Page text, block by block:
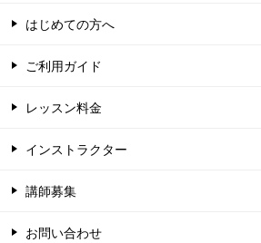
はじめての方へ
ご利用ガイド
レッスン料金
インストラクター
講師募集
お問い合わせ